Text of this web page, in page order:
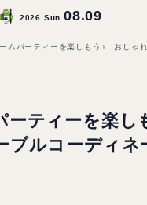
2026 Sun08.09
ムパーティーを楽しもう♪ おしゃ
ーティーを楽
ブルコーディネ